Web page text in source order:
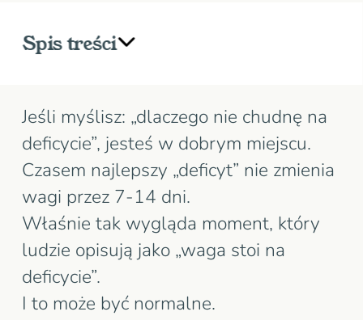
Spis treści
Dlaczego to pytanie jest tak częste
Dlaczego waga nie jest linią prostą
Adaptacja organizmu jako mechanizm
stabilności
Co potrafi maskować rzeczywisty
spadek tłuszczu
Dlaczego to nie musi oznaczać błędu
Jeśli myślisz: „dlaczego nie chudnę na
deficycie”, jesteś w dobrym miejscu.
Czasem najlepszy „deficyt” nie zmienia
wagi przez 7-14 dni.
Właśnie tak wygląda moment, który
ludzie opisują jako „waga stoi na
deficycie”.
I to może być normalne.